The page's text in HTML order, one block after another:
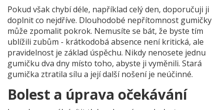
Pokud však chybí déle, například celý den, doporučuji ji
doplnit co nejdříve. Dlouhodobé nepřítomnost gumičky
může zpomalit pokrok. Nemusíte se bát, že byste tím
ublížili zubům - krátkodobá absence není kritická, ale
pravidelnost je základ úspěchu. Nikdy nenosete jednu
gumičku dva dny místo toho, abyste ji vyměnili. Stará
gumička ztratila sílu a její další nošení je neúčinné.
Bolest a úprava očekávání